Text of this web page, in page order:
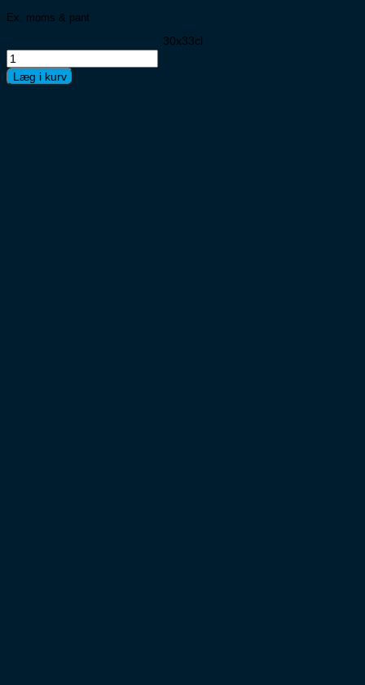
Ex. moms & pant
30x33cl
Thy
Øko
Classic
Læg i kurv